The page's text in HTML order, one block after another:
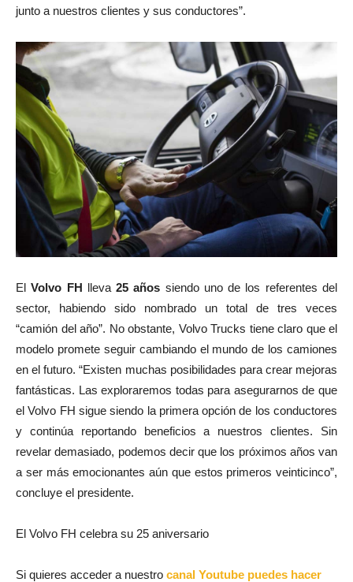
junto a nuestros clientes y sus conductores”.
ElVolvo FH lleva25 años siendo uno de los referentes del
sector, habiendo sido nombrado un total de tres veces
“camión del año”. No obstante, Volvo Trucks tiene claro que el
modelo promete seguir cambiando el mundo de los camiones
en el futuro. “Existen muchas posibilidades para crear mejoras
fantásticas. Las exploraremos todas para asegurarnos de que
el Volvo FH sigue siendo la primera opción de los conductores
y continúa reportando beneficios a nuestros clientes. Sin
revelar demasiado, podemos decir que los próximos años van
a ser más emocionantes aún que estos primeros veinticinco”,
concluye el presidente.
El Volvo FH celebra su 25 aniversario
Si quieres acceder a nuestro canal Youtube puedes hacer